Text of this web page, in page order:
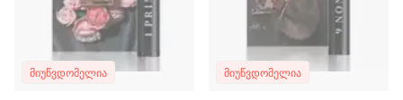
ᲛᲘᲣᲬᲕᲓᲝᲛᲔᲚᲘᲐ ᲛᲘᲣᲬᲕᲓᲝᲛᲔᲚᲘᲐ